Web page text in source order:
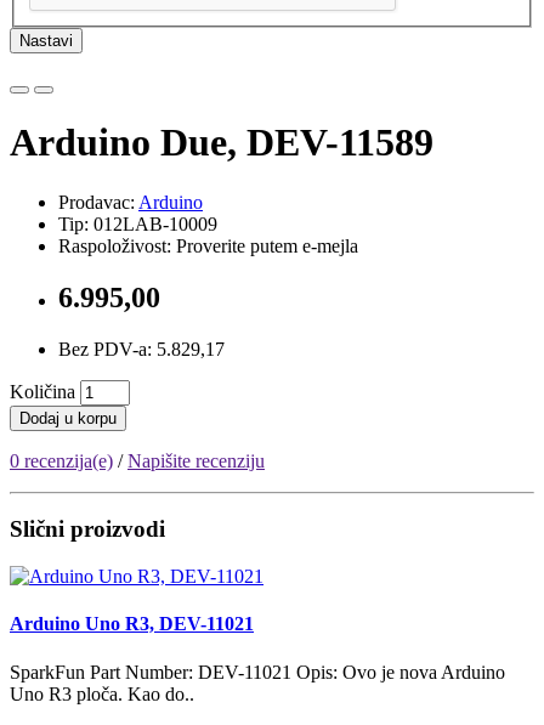
Nastavi
Arduino Due, DEV-11589
Prodavac: Arduino
Tip: 012LAB-10009
Raspoloživost: Proverite putem e-mejla
6.995,00
Bez PDV-a: 5.829,17
Količina
Dodaj u korpu
0 recenzija(e) /Napišite recenziju
Slični proizvodi
Arduino Uno R3, DEV-11021
SparkFun Part Number: DEV-11021 Opis: Ovo je nova Arduino
Uno R3 ploča. Kao do..